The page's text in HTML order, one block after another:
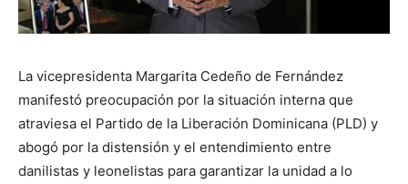
La vicepresidenta Margarita Cedeño de Fernández
manifestó preocupación por la situación interna que
atraviesa el Partido de la Liberación Dominicana (PLD) y
abogó por la distensión y el entendimiento entre
danilistas y leonelistas para garantizar la unidad a lo